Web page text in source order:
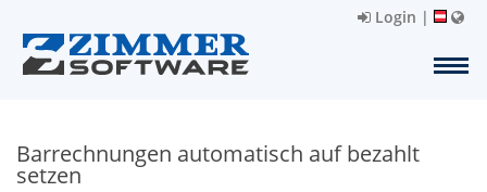
Login |
Barrechnungen automatisch auf bezahlt
setzen